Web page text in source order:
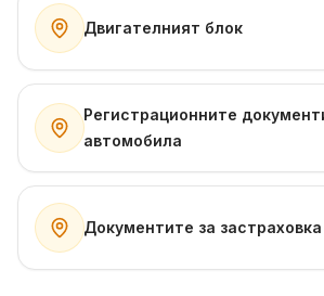
Двигателният блок
Регистрационните
автомобила
Документите за застраховка